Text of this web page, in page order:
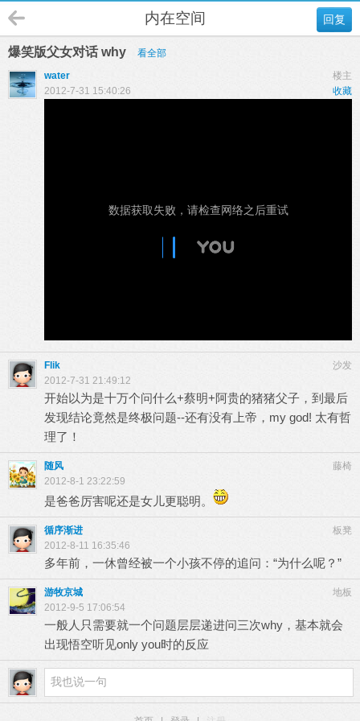
回复
内在空间
爆笑版父女对话 why
看全部
楼主
water
收藏
2012-7-31 15:40:26
沙发
Flik
2012-7-31 21:49:12
开始以为是十万个问什么+蔡明+阿贵的猪猪父子，到最后
发现结论竟然是终极问题--还有没有上帝，my god! 太有哲
理了！
藤椅
随风
2012-8-1 23:22:59
是爸爸厉害呢还是女儿更聪明。
板凳
循序渐进
2012-8-11 16:35:46
多年前，一休曾经被一个小孩不停的追问：“为什么呢？”
地板
游牧京城
2012-9-5 17:06:54
一般人只需要就一个问题层层递进问三次why，基本就会
出现悟空听见only you时的反应